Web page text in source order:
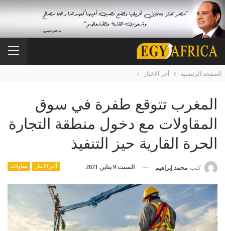
الصفحة الرئيسية آخر الاخبار
المغرب تتوقع طفرة في سوق
المقاولات مع دخول منطقة التجارة
الحرة القارية حيز التنفيذ
آخر الاخبار مقاولات كتب محمد إبراهيم السبت 9 يناير, 2021